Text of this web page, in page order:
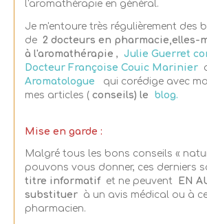
l'aromathérapie en général.
Je m'entoure très régulièrement des
de 2 docteurs en pharmacie,elles-
à l'aromathérapie , Julie Guerret
Docteur Françoise Couic Marinier
Aromatologue qui corédige avec
mes articles ( conseils) le blog.
Mise en garde :
Malgré tous les bons conseils «
pouvons vous donner, ces derniers
titre informatif et ne peuvent
EN
substituer à un avis médical ou à
pharmacien.